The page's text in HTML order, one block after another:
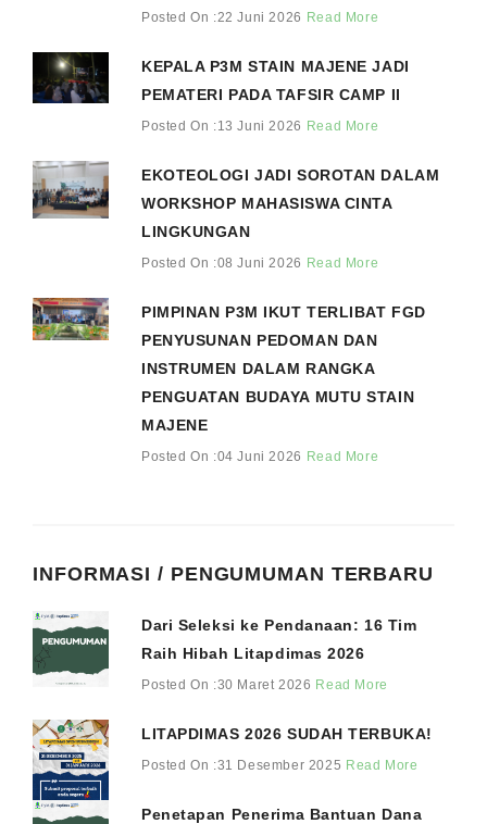
Posted On :22 Juni 2026 Read More
KEPALA P3M STAIN MAJENE JADI
PEMATERI PADA TAFSIR CAMP II
Posted On :13 Juni 2026 Read More
EKOTEOLOGI JADI SOROTAN DALAM
WORKSHOP MAHASISWA CINTA
LINGKUNGAN
Posted On :08 Juni 2026 Read More
PIMPINAN P3M IKUT TERLIBAT FGD
PENYUSUNAN PEDOMAN DAN
INSTRUMEN DALAM RANGKA
PENGUATAN BUDAYA MUTU STAIN
MAJENE
Posted On :04 Juni 2026 Read More
INFORMASI / PENGUMUMAN TERBARU
Dari Seleksi ke Pendanaan: 16 Tim
Raih Hibah Litapdimas 2026
Posted On :30 Maret 2026 Read More
LITAPDIMAS 2026 SUDAH TERBUKA!
Posted On :31 Desember 2025 Read More
Penetapan Penerima Bantuan Dana